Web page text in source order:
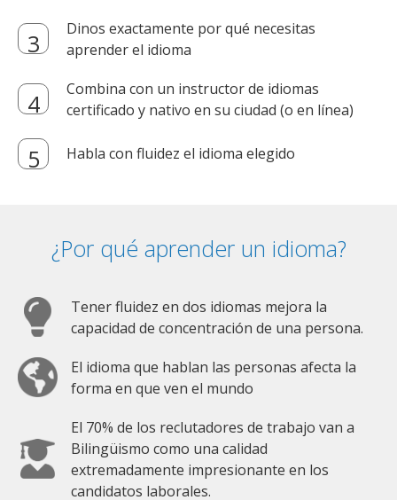
Dinos exactamente por qué necesitas
aprender el idioma
Combina con un instructor de idiomas
certificado y nativo en su ciudad (o en línea)
Habla con fluidez el idioma elegido
¿Por qué aprender un idioma?
Tener fluidez en dos idiomas mejora la
capacidad de concentración de una persona.
El idioma que hablan las personas afecta la
forma en que ven el mundo
El 70% de los reclutadores de trabajo van a
Bilingüismo como una calidad
extremadamente impresionante en los
candidatos laborales.